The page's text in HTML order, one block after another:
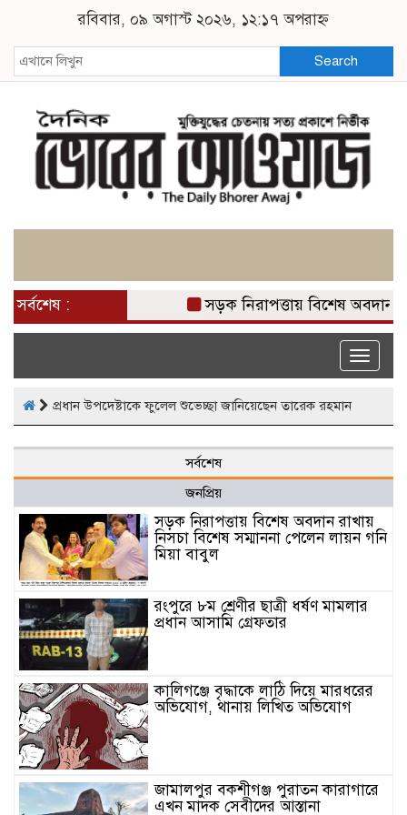
রবিবার, ০৯ অগাস্ট ২০২৬, ১২:১৭ অপরাহ্ন
Search
সর্বশেষ : সড়ক নিরাপত্তায় বিশেষ অবদান
Toggle
প্রধান উপদেষ্টাকে ফুলেল শুভেচ্ছা জানিয়েছেন তারেক রহমান
সর্বশেষ
জনপ্রিয়
সড়ক নিরাপত্তায় বিশেষ অবদান রাখায়
নিসচা বিশেষ সম্মাননা পেলেন লায়ন গনি
মিয়া বাবুল
রংপুরে ৮ম শ্রেণীর ছাত্রী ধর্ষণ মামলার
প্রধান আসামি গ্রেফতার
কালিগঞ্জে বৃদ্ধাকে লাঠি দিয়ে মারধরের
অভিযোগ, থানায় লিখিত অভিযোগ
জামালপুর বকশীগঞ্জ পুরাতন কারাগারে
এখন মাদক সেবীদের আস্তানা